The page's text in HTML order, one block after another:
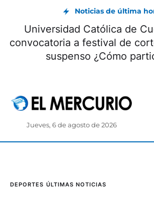
Noticias de última
Universidad Católica de
convocatoria a festival de
suspenso ¿Cómo
Jueves, 6 de agosto de 2026
DEPORTES ÚLTIMAS NOTICIAS